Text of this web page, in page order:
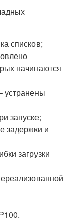
списков;
начинаются
устранены
запуске;
задержки и
загрузки